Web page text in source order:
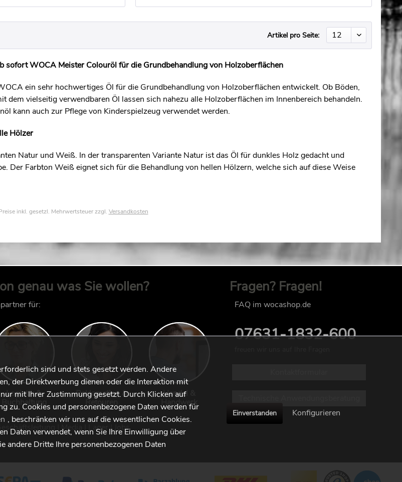
Artikel pro Seite:
sofort WOCA Meister Colouröl für die Grundbehandlung von Holzoberflächen
ein sehr hochwertiges Öl für die Grundbehandlung von Holzoberflächen entwickelt. Ob Böden,
dem vielseitig verwendbaren Öl lassen sich nahezu alle Holzoberflächen im Innenbereich behandeln.
kann auch zur Pflege von Kinderspielzeug verwendet werden.
Hölzer
Natur und Weiß. In der transparenten Variante Natur ist das Öl für dunkles Holz gedacht und
Der Farbton Weiß eignet sich für die Behandlung von hellen Hölzern, welche sich auf diese Weise
inkl. gesetzl. Mehrwertsteuer zzgl. Versandkosten
genau was Sie wollen?
für:
Logistik &
Buchhaltung
Reklamation &
Retouren
Handel &
Handwerk
Geschäftsleitung Media Lager | Jobs
Fragen? Fragen!
FAQ im wocashop.de
07631-1832-600
sind und stets gesetzt werden. Andere
der Direktwerbung dienen oder die Interaktion mit
mit Ihrer Zustimmung gesetzt. Durch Klicken auf
zu. Cookies und personenbezogene Daten werden für
, beschränken wir uns auf die wesentlichen Cookies.
Daten verwendet, wenn Sie Ihre Einwilligung über
andere Dritte Ihre personenbezogenen Daten
Einverstanden Konfigurieren